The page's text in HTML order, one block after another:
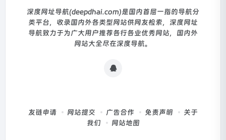
深度网址导航(deepdhai.com)是国内首屈一指的导航分
类平台，收录国内外各类型网站供网友检索，深度网址
导航致力于为广大用户推荐各行各业优秀网站，国内外
网站大全尽在深度导航。
友链申请 网站提交 广告合作 免责声明
关于
我们
网站地图